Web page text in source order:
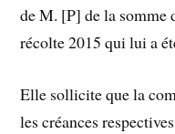
de M. [P] de la somme
récolte 2015 qui lui a
Elle sollicite que la
les créances